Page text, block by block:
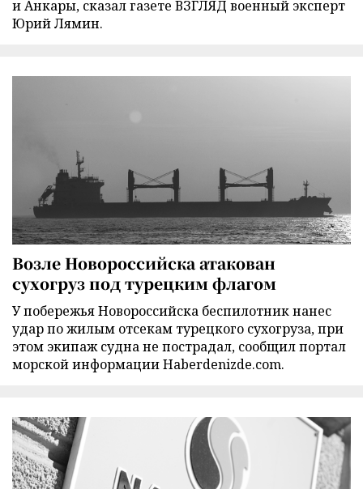
и Анкары, сказал газете ВЗГЛЯД военный эксперт
Юрий Лямин.
Возле Новороссийска атакован
сухогруз под турецким флагом
У побережья Новороссийска беспилотник нанес
удар по жилым отсекам турецкого сухогруза, при
этом экипаж судна не пострадал, сообщил портал
морской информации Haberdenizde.com.